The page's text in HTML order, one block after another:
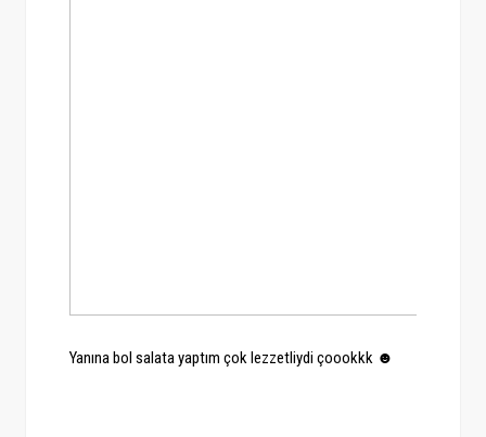
Yanına bol salata yaptım çok lezzetliydi çoookkk ☻